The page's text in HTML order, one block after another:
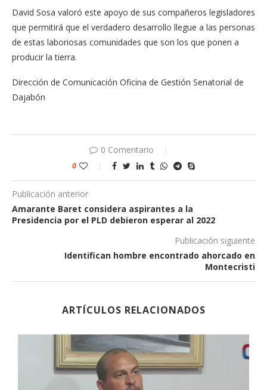
David Sosa valoró este apoyo de sus compañeros legisladores
que permitirá que el verdadero desarrollo llegue a las personas
de estas laboriosas comunidades que son los que ponen a
producir la tierra.
Dirección de Comunicación Oficina de Gestión Senatorial de
Dajabón
0 Comentario
0
Publicación anterior
Amarante Baret considera aspirantes a la
Presidencia por el PLD debieron esperar al 2022
Publicación siguiente
Identifican hombre encontrado ahorcado en
Montecristi
ARTÍCULOS RELACIONADOS